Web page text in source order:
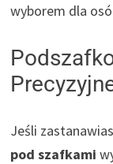
wyborem dla
Jeśli
pod szafkami